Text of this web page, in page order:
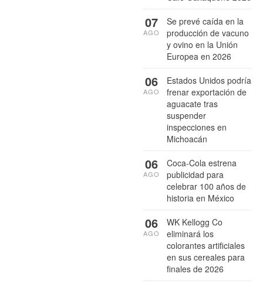
Se prevé caída en la
producción de vacuno
y ovino en la Unión
Europea en 2026
07
AGO
Estados Unidos podría
frenar exportación de
aguacate tras
suspender
inspecciones en
Michoacán
06
AGO
Coca-Cola estrena
publicidad para
celebrar 100 años de
historia en México
06
AGO
WK Kellogg Co
eliminará los
colorantes artificiales
en sus cereales para
finales de 2026
06
AGO